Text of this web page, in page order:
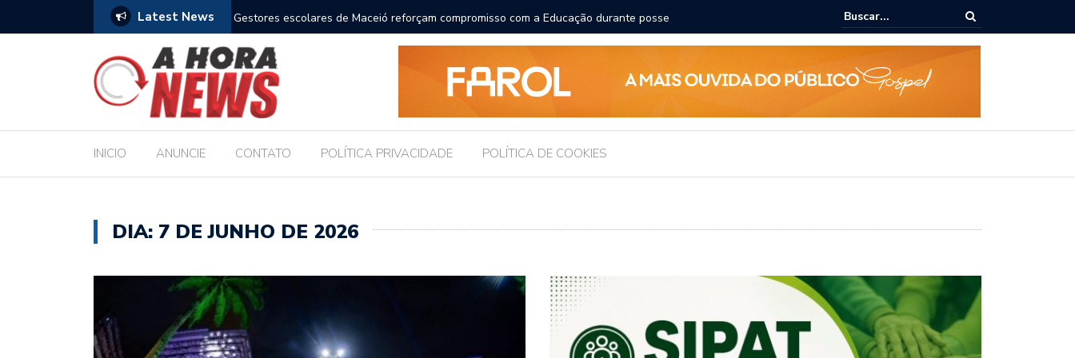
Latest News
com a Educação durante posse Bolsonaro pede ao STF para receber os filhos no Dia dos Pais
Câmara dialoga com UFAL e Faculdade de Coimbra sobre parcerias para
Legislativo
INICIO ANUNCIE CONTATO POLÍTICA PRIVACIDADE POLÍTICA DE COOKIES
DIA: 7 DE JUNHO DE 2026